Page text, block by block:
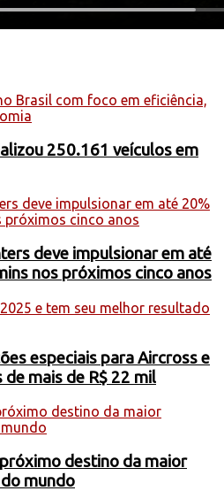
250.161 veículos em
deve impulsionar em até
nos próximos cinco anos
especiais para Aircross e
mais de R$ 22 mil
destino da maior
mundo